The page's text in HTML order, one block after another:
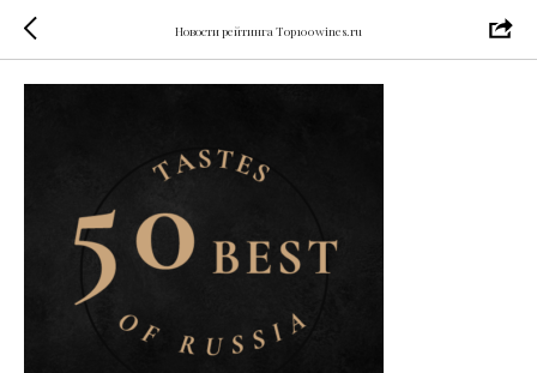
Новости рейтинга Top100wines.ru